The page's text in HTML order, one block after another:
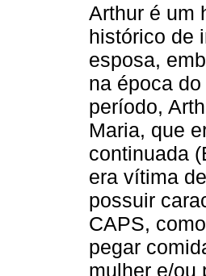
Arthur é um
histórico de
esposa,
na época
período,
Maria, que
continuada
era vítima
possuir
CAPS,
pegar
mulher e/ou